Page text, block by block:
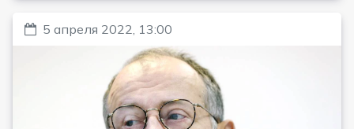
5 апреля 2022, 13:00